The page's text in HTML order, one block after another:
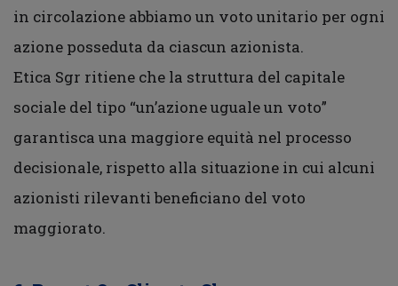
in circolazione abbiamo un voto unitario per ogni
azione posseduta da ciascun azionista.
Etica Sgr ritiene che la struttura del capitale
sociale del tipo “un’azione uguale un voto”
garantisca una maggiore equità nel processo
decisionale, rispetto alla situazione in cui alcuni
azionisti rilevanti beneficiano del voto
maggiorato.